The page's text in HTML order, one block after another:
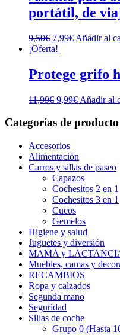
portátil, de
9,50€ 7,99€ Añadir al
¡Oferta!
Protege grifo
11,99€ 9,99€ Añadir al
Categorías de producto
Accesorios
Alimentación
Carros y sillas de paseo
Capazos
Cochesitos 2 en 1
Cochesitos 3 en 1
Cucos
Gemelos
Higiene y salud
Juguetes y diversión
MAMA y
Muebles, camas y
RECAMBIOS
Ropa y calzados
Segunda mano
Seguridad
Sillas de coche
Grupo 0 (Hasta